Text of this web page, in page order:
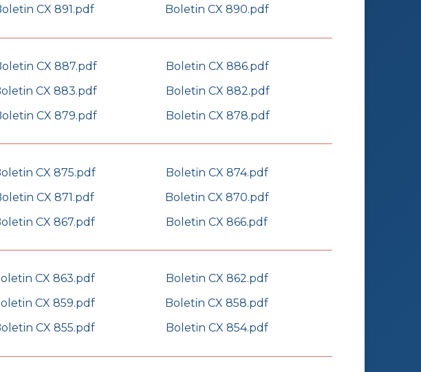
CX 891.pdf Boletin CX 890.pdf
CX 887.pdf
Boletin CX 886.pdf
CX 883.pdf
Boletin CX 882.pdf
CX 879.pdf Boletin CX 878.pdf
CX 875.pdf
Boletin CX 874.pdf
CX 871.pdf
Boletin CX 870.pdf
CX 867.pdf Boletin CX 866.pdf
CX 863.pdf
Boletin CX 862.pdf
CX 859.pdf
Boletin CX 858.pdf
CX 855.pdf Boletin CX 854.pdf